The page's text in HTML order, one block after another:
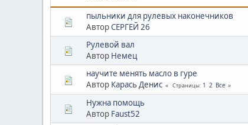
пыльники для рулевых наконечников
АвторСЕРГЕЙ 26
Рулевой вал
Автор Немец
научите менять масло в гуре
Автор Карась Денис Страницы 1 2 Все
Нужна помощь
Автор Faust52